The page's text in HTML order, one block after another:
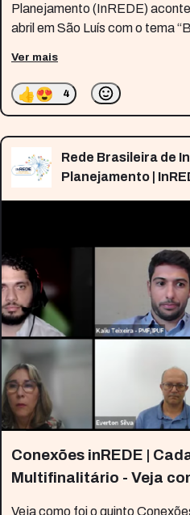
Planejamento (InREDE)
abril em São Luís com o tema
Territorial”. O evento tinha
Ver mais
👍😍 4
Rede Brasileira de
Planejamento |
Conexões inREDE |
Multifinalitário - Veja
Veja como foi o quinto